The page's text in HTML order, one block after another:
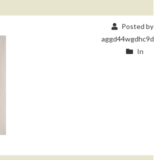
Posted by
aggd44wgdhc9d
In